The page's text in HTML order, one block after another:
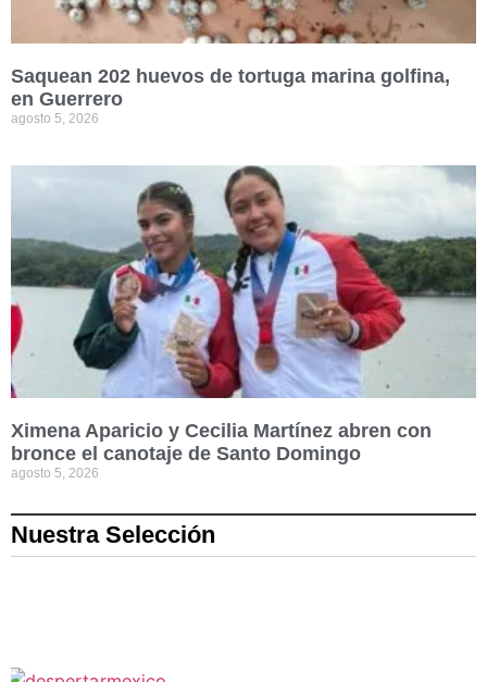
Saquean 202 huevos de tortuga marina golfina,
en Guerrero
agosto 5, 2026
Ximena Aparicio y Cecilia Martínez abren con
bronce el canotaje de Santo Domingo
agosto 5, 2026
Nuestra Selección